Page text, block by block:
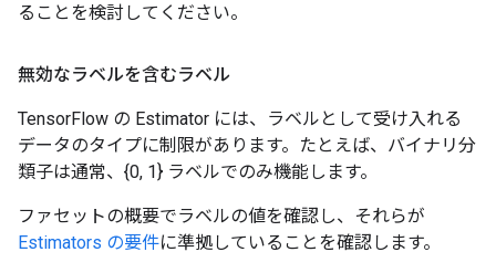
ることを検討してください。
無効なラベルを含むラベル
TensorFlow の Estimator には、ラベルとして受け入れる
データのタイプに制限があります。たとえば、バイナリ分
類子は通常、{0, 1} ラベルでのみ機能します。
ファセットの概要でラベルの値を確認し、それらが
Estimators の要件に準拠していることを確認します。